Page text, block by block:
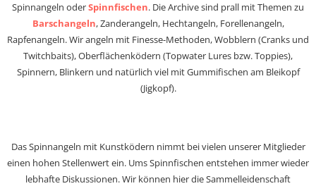
Spinnangeln oderSpinnfischen. Die Archive sind prall mit Themen zu
Barschangeln, Zanderangeln, Hechtangeln, Forellenangeln,
Rapfenangeln. Wir angeln mit Finesse-Methoden, Wobblern (Cranks und
Twitchbaits), Oberflächenködern (Topwater Lures bzw. Toppies),
Spinnern, Blinkern und natürlich viel mit Gummifischen am Bleikopf
(Jigkopf).
Das Spinnangeln mit Kunstködern nimmt bei vielen unserer Mitglieder
einen hohen Stellenwert ein. Ums Spinnfischen entstehen immer wieder
lebhafte Diskussionen. Wir können hier die Sammelleidenschaft